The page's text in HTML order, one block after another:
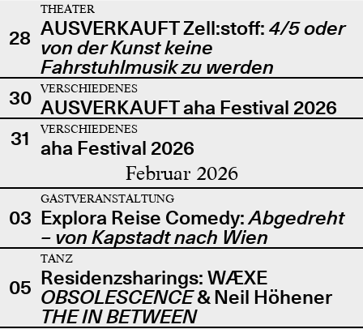
28
THEATER
AUSVERKAUFT Zell:stoff: 4/5 oder
von der Kunst keine
Fahrstuhlmusik zu werden
30
VERSCHIEDENES
AUSVERKAUFT aha Festival 2026
31
VERSCHIEDENES
aha Festival 2026
Februar 2026
03
GASTVERANSTALTUNG
Explora Reise Comedy:Abgedreht
– von Kapstadt nach Wien
05
TANZ
Residenzsharings: WÆXE
OBSOLESCENCE& Neil Höhener
THE IN BETWEEN